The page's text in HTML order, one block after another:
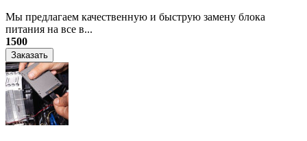
Мы предлагаем качественную и быструю замену блока
питания на все в...
1500
Заказать